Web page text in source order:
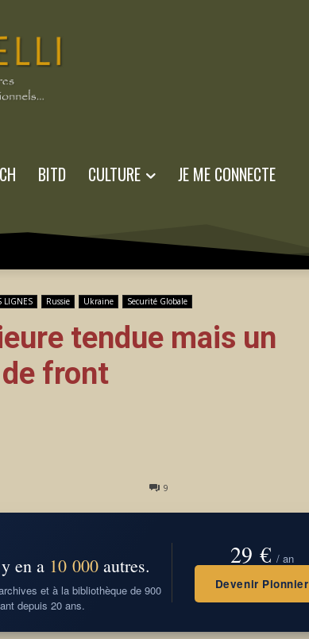
BITD CULTURE JE ME CONNECTE
LIGNES Russie Ukraine Securité Globale
tendue mais un
front
9
en a 10 000autres.
et à la bibliothèque de 900
depuis 20 ans.
29 € / an
Devenir Pionnier